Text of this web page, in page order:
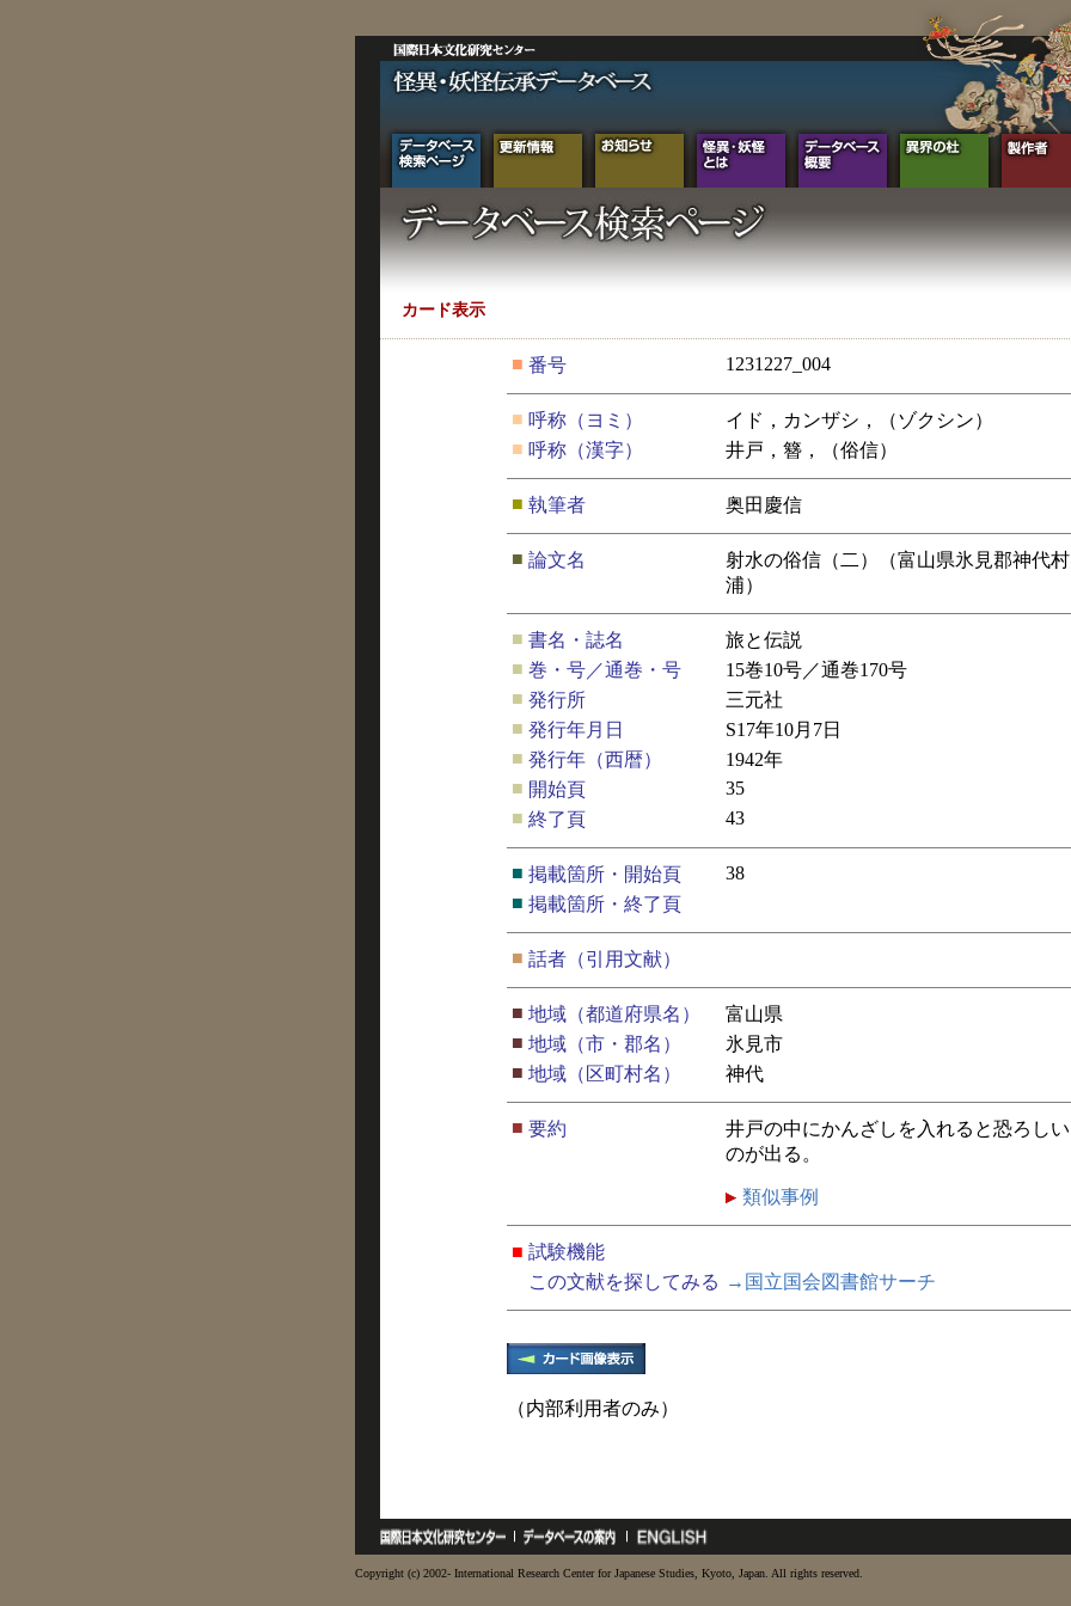
カード表示
■ 番号 1231227_004
■ 呼称（ヨミ）
イド，カンザシ，（ゾクシン）
■ 呼称（漢字） 井戸，簪，（俗信）
■ 執筆者 奥田慶信
■ 論文名
射水の俗信（二）（富山県氷見郡神代
浦）
■ 書名・誌名
旅と伝説
■ 巻・号／通巻・号
15巻10号／通巻170号
■ 発行所
三元社
■ 発行年月日
S17年10月7日
■ 発行年（西暦）
1942年
■ 開始頁
35
■ 終了頁 43
■ 掲載箇所・開始頁
38
■ 掲載箇所・終了頁
■ 話者（引用文献）
■ 地域（都道府県名）
富山県
■ 地域（市・郡名）
氷見市
■ 地域（区町村名） 神代
■ 要約
井戸の中にかんざしを入れると恐ろし
のが出る。
類似事例
■ 試験機能
この文献を探してみる →国立国会図書館サーチ
（内部利用者のみ）
Copyright (c) 2002- International Research Center for Japanese Studies, Kyoto, Japan. All rights reserved.